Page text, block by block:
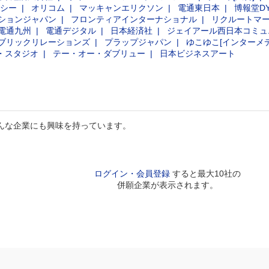
ー
オリコム マッキャンエリクソン 電通東日本
博報堂
ョンジャパン
フロンティアインターナショナル
リクルートマ
通九州
電通デジタル 日本経済社
ジェイアール西日本コミ
リックリレーションズ
プラップジャパン
ゆこゆこ[インターメ
スタジオ
テー・オー・ダブリュー 日本ビジネスアート
企業にも興味を持っています。
ログイン・会員登録 すると最大10社の
併願企業が表示されます。